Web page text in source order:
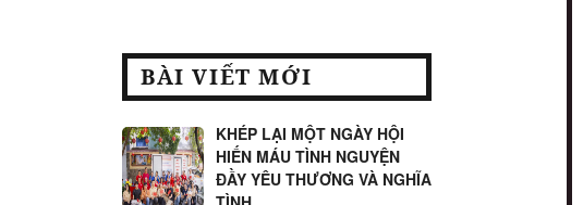
BÀI VIẾT MỚI
KHÉP LẠI MỘT NGÀY HỘI
HIẾN MÁU TÌNH NGUYỆN
ĐẦY YÊU THƯƠNG VÀ NGHĨA